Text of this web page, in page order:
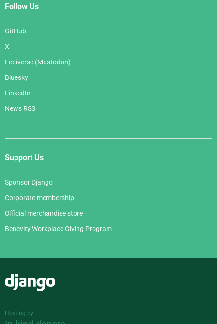
Follow Us
GitHub
X
Fediverse (Mastodon)
Bluesky
LinkedIn
News RSS
Support Us
Sponsor Django
Corporate membership
Official merchandise store
Benevity Workplace Giving Program
Hosting by